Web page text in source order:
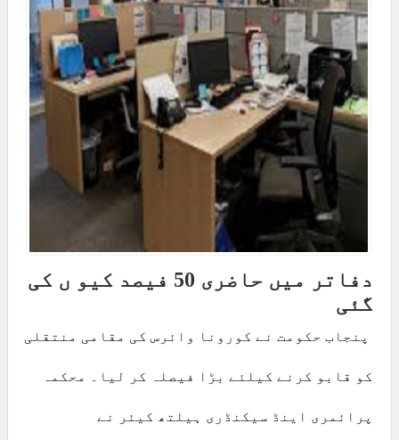
دفاتر میں حاضری 50 فیصد کیو ں کی
گئی
پنجاب حکومت نے کورونا وائرس کی مقامی منتقلی
کو قابو کرنے کیلئے بڑا فیصلہ کر لیا۔ محکمہ
پرائمری اینڈ سیکنڈری ہیلتھ کیئر نے